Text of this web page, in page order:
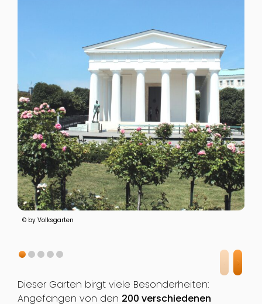
© by Volksgarten
Dieser Garten birgt viele Besonderheiten:
Angefangen von den 200 verschiedenen